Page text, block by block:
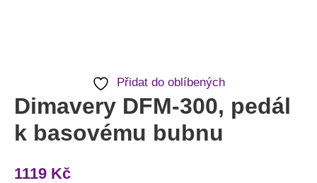
Přidat do oblíbených
Dimavery DFM-300, pedál
k basovému bubnu
1119 Kč